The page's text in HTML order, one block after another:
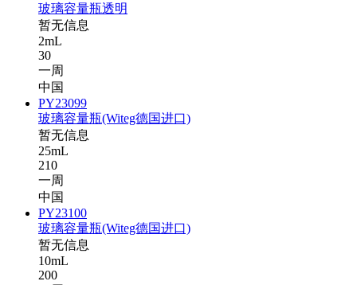
玻璃容量瓶透明
暂无信息
2mL
30
一周
中国
PY23099
玻璃容量瓶(Witeg德国进口)
暂无信息
25mL
210
一周
中国
PY23100
玻璃容量瓶(Witeg德国进口)
暂无信息
10mL
200